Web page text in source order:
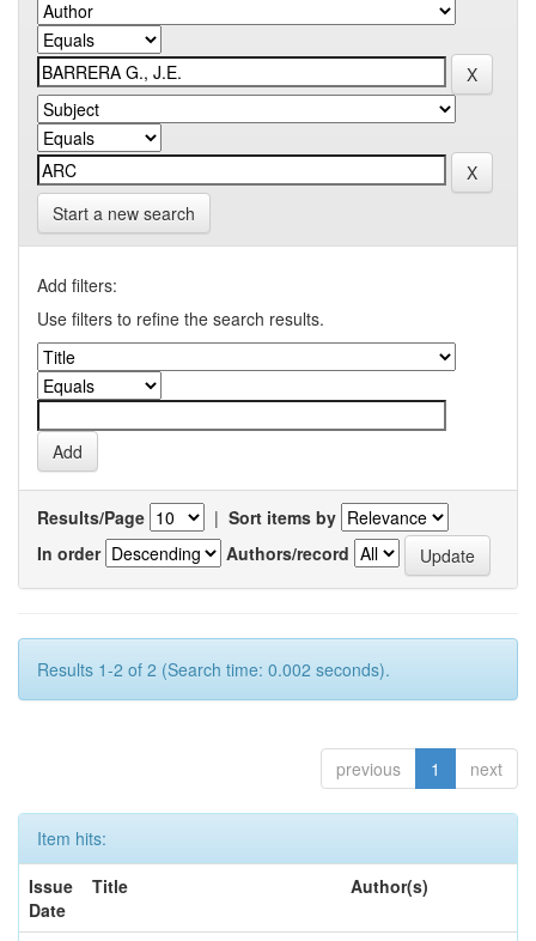
Start a new search
Add filters:
Use filters to refine the search results.
Results/Page | Sort items by
In order
Authors/record
Results 1-2 of 2 (Search time: 0.002 seconds).
previous 1 next
Item hits:
Issue
Date
Title Author(s)